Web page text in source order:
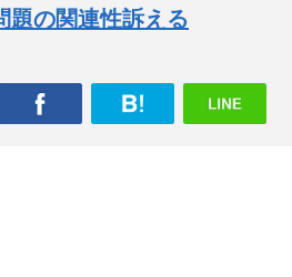
題の関連性訴える